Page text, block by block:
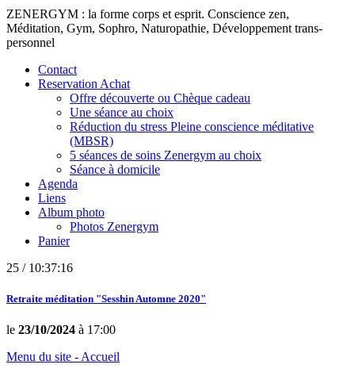
ZENERGYM : la forme corps et esprit. Conscience zen,
Méditation, Gym, Sophro, Naturopathie, Développement trans-
personnel
Contact
Reservation Achat
Offre découverte ou Chèque cadeau
Une séance au choix
Réduction du stress Pleine conscience méditative
(MBSR)
5 séances de soins Zenergym au choix
Séance à domicile
Agenda
Liens
Album photo
Photos Zenergym
Panier
25 / 10:37:16
Retraite méditation "Sesshin Automne 2020"
le 23/10/2024 à 17:00
Menu du site - Accueil